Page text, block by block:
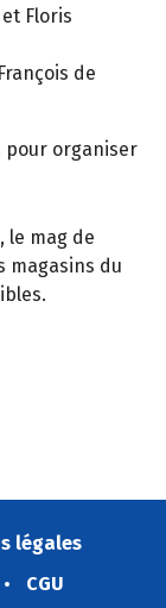
Floris
de
pour organiser
, le mag de
magasins du
légales
CGU